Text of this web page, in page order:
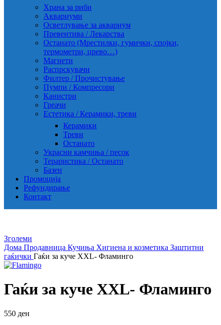
Храна за риби
Аквариуми
Осветлување за аквариум
Превентива / Лекарства
Останато (Мрестилки, гумички, спојки,
термометри, црево…)
Магнети
Распрскувачи
Филтер / Прочистување
Пумпи / Компресори
Канистри
Греачи
Естетика / Керамики, треви
Керамики
Треви
Останато
Украсни камчиња / песок
Тераристика / Останато
Базен
Промоција
Рефундирање
Контакт
Зголеми
Дома Продавница Кучиња Хигиена и козметика Заштитни
гаќички Гаќи за куче XXL- Фламинго
Гаќи за куче XXL- Фламинго
550 ден